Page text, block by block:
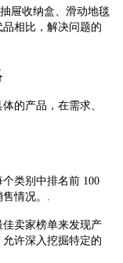
屉收纳盒、滑动地毯
相比，解决问题的
的产品，在需求、
类别中排名前 100
情况。.
卖家榜单来发现产
许深入挖掘特定的